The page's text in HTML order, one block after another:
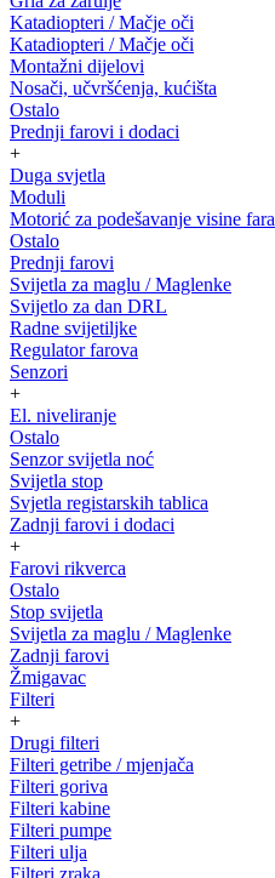
Katadiopteri / Mačje oči
Katadiopteri / Mačje oči
Montažni dijelovi
Nosači, učvršćenja, kućišta
Ostalo
Prednji farovi i dodaci
+
Duga svjetla
Moduli
Motorić za podešavanje visine fara
Ostalo
Prednji farovi
Svijetla za maglu / Maglenke
Svijetlo za dan DRL
Radne svijetiljke
Regulator farova
Senzori
+
El. niveliranje
Ostalo
Senzor svijetla noć
Svijetla stop
Svjetla registarskih tablica
Zadnji farovi i dodaci
+
Farovi rikverca
Ostalo
Stop svijetla
Svijetla za maglu / Maglenke
Zadnji farovi
Žmigavac
Filteri
+
Drugi filteri
Filteri getribe / mjenjača
Filteri goriva
Filteri kabine
Filteri pumpe
Filteri ulja
Filteri zraka